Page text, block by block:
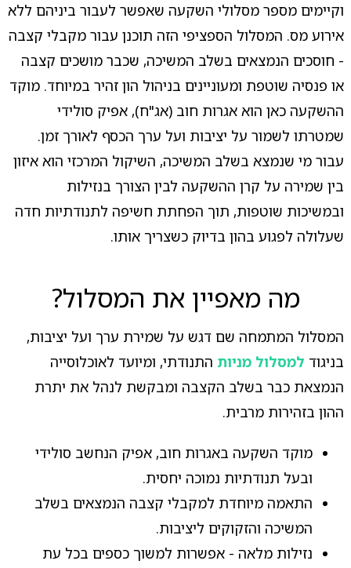
וקיימים מספר מסלולי השקעה שאפשר לעבור ביניהם ללא
אירוע מס. המסלול הספציפי הזה תוכנן עבור מקבלי קצבה
- חוסכים הנמצאים בשלב המשיכה, שכבר מושכים קצבה
או פנסיה שוטפת ומעוניינים בניהול הון זהיר במיוחד. מוקד
ההשקעה כאן הוא אגרות חוב (אג"ח), אפיק סולידי
שמטרתו לשמור על יציבות ועל ערך הכסף לאורך זמן.
עבור מי שנמצא בשלב המשיכה, השיקול המרכזי הוא איזון
בין שמירה על קרן ההשקעה לבין הצורך בנזילות
ובמשיכות שוטפות, תוך הפחתת חשיפה לתנודתיות חדה
שעלולה לפגוע בהון בדיוק כשצריך אותו.
מה מאפיין את המסלול?
המסלול המתמחה שם דגש על שמירת ערך ועל יציבות,
בניגוד למסלול מניות התנודתי, ומיועד לאוכלוסייה
הנמצאת כבר בשלב הקצבה ומבקשת לנהל את יתרת
ההון בזהירות מרבית.
מוקד השקעה באגרות חוב, אפיק הנחשב סולידי
ובעל תנודתיות נמוכה יחסית.
התאמה מיוחדת למקבלי קצבה הנמצאים בשלב
המשיכה והזקוקים ליציבות.
נזילות מלאה - אפשרות למשוך כספים בכל עת